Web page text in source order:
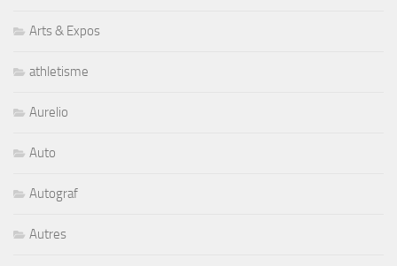
Arts & Expos
athletisme
Aurelio
Auto
Autograf
Autres